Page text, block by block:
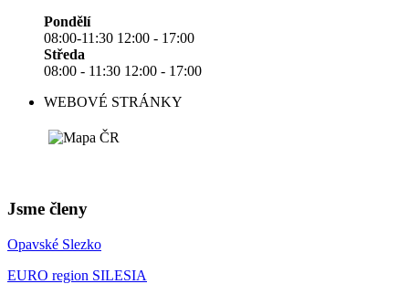
Pondělí
08:00-11:30 12:00 - 17:00
Středa
08:00 - 11:30 12:00 - 17:00
WEBOVÉ STRÁNKY
Jsme členy
Opavské Slezko
EURO region SILESIA